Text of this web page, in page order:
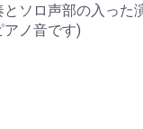
ソロ声部の入った
ノ音です)